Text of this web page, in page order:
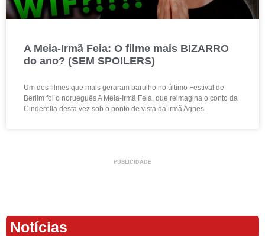
A Meia-Irmã Feia: O filme mais BIZARRO
do ano? (SEM SPOILERS)
Um dos filmes que mais geraram barulho no último Festival de
Berlim foi o norueguês A Meia-Irmã Feia, que reimagina o conto da
Cinderella desta vez sob o ponto de vista da irmã Agnes.
PUBLICIDADE
Notícias